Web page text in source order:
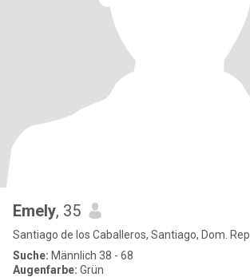
Emely, 35
Santiago de los Caballeros, Santiago, Dom. Rep.
Suche: Männlich 38 - 68
Augenfarbe: Grün